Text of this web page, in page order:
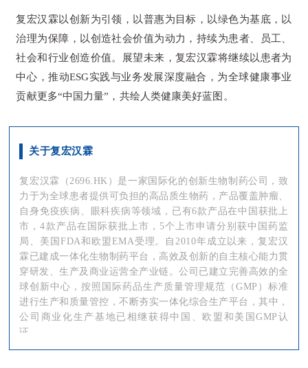
复宏汉霖以创新为引领，以普惠为目标，以绿色为基底，以
治理为保障，以创造社会价值为动力，持续为患者、员工、
社会和行业创造价值。展望未来，复宏汉霖将继续以患者为
中心，推动ESG实践与业务发展深度融合，为全球健康事业
贡献更多“中国力量”，共绘人类健康美好蓝图。
关于复宏汉霖
复宏汉霖（2696.HK）是一家国际化的创新生物制药公司，致
力于为全球患者提供可负担的高品质生物药，产品覆盖肿瘤、
自身免疫疾病、眼科疾病等领域，已有6款产品在中国获批上
市，4款产品在国际获批上市，5个上市申请分别获中国药监
局、美国FDA和欧盟EMA受理。自2010年成立以来，复宏汉
霖已建成一体化生物制药平台，高效及创新的自主核心能力贯
穿研发、生产及商业运营全产业链。公司已建立完善高效的全
球创新中心，按照国际药品生产质量管理规范（GMP）标准
进行生产和质量管控，不断夯实一体化综合生产平台，其中，
公司商业化生产基地已相继获得中国、欧盟和美国GMP认
证。